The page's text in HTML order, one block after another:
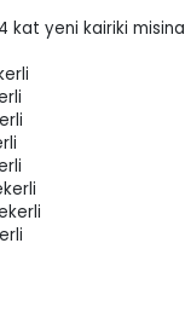
kat yeni kairiki misina